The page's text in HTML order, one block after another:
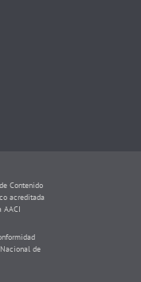
Contenido
acreditada
AACI
de